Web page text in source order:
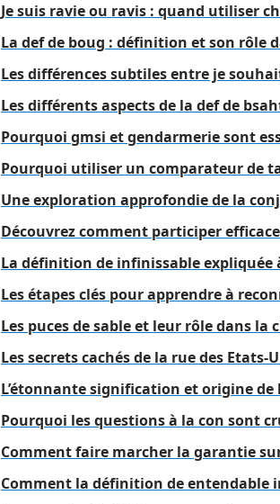
Je suis ravie ou ravis : quand utiliser
La def de boug : définition et son rôle
Les différences subtiles entre je
Les différents aspects de la def de
Pourquoi gmsi et gendarmerie sont
Pourquoi utiliser un comparateur de
Une exploration approfondie de la
Découvrez comment participer
La définition de infinissable expliquée
Les étapes clés pour apprendre à
Les puces de sable et leur rôle dans
Les secrets cachés de la rue des Etats-
L’étonnante signification et origine de
Pourquoi les questions à la con sont
Comment faire marcher la garantie
Comment la définition de